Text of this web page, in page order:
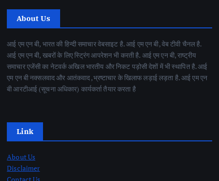
About Us
आई एम एन बी, भारत की हिन्दी समाचार वेबसाइट है. आई एम एन बी, वेब टीवी चैनल है.
आई एम एन बी, खबरों के लिए स्ट्रिंग आपरेशन भी करती है. आई एम एन बी, राष्ट्रीय
समाचार एजेंसी का नेटवर्क अखिल भारतीय और निकट पड़ोसी देशों में भी स्थापित है. आई
एम एन बी नक्सलवाद और आतंकवाद ,भ्रष्टाचार के खिलाफ लड़ाई लड़ता है. आई एम एन
बी आरटीआई (सूचना अधिकार) कार्यकर्ता तैयार करता है
Link
About Us
Disclaimer
Contact Us